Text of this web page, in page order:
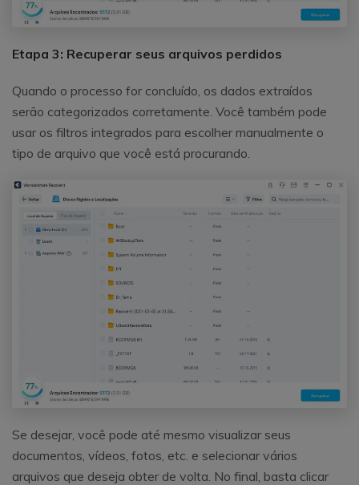
Etapa 3: Recuperar seus arquivos perdidos
Quando o processo for concluído, os dados extraídos
serão categorizados corretamente. Você também pode
usar os filtros integrados para escolher manualmente o
tipo de arquivo que você está procurando.
Se desejar, você pode até mesmo visualizar seus
documentos, vídeos, fotos, etc. e selecionar vários
arquivos que deseja obter de volta. No final, basta clicar